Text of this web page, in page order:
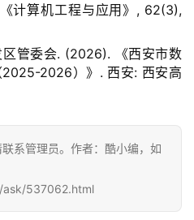
计算机工程与应用》, 62(3),
管委会. (2026). 《西安市数
2026）》. 西安: 西安高
系管理员。作者：酷小编，如
537062.html